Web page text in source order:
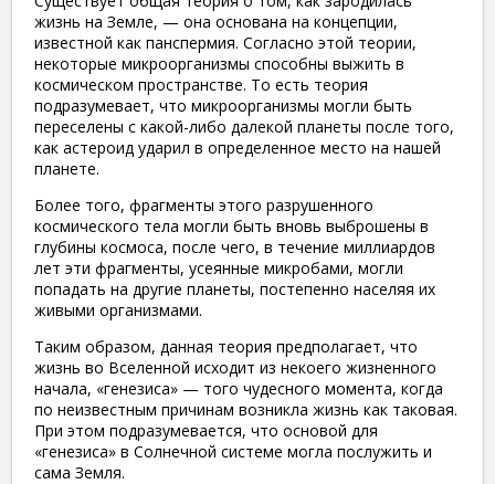
жизнь на Земле, — она основана на концепции,
известной как панспермия. Согласно этой теории,
некоторые микроорганизмы способны выжить в
космическом пространстве. То есть теория
подразумевает, что микроорганизмы могли быть
переселены с какой-либо далекой планеты после того,
как астероид ударил в определенное место на нашей
планете.
Более того, фрагменты этого разрушенного
космического тела могли быть вновь выброшены в
глубины космоса, после чего, в течение миллиардов
лет эти фрагменты, усеянные микробами, могли
попадать на другие планеты, постепенно населяя их
живыми организмами.
Таким образом, данная теория предполагает, что
жизнь во Вселенной исходит из некоего жизненного
начала, «генезиса» — того чудесного момента, когда
по неизвестным причинам возникла жизнь как таковая.
При этом подразумевается, что основой для
«генезиса» в Солнечной системе могла послужить и
сама Земля.